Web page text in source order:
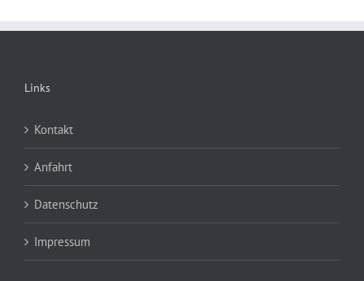
Links
Kontakt
Anfahrt
Datenschutz
Impressum